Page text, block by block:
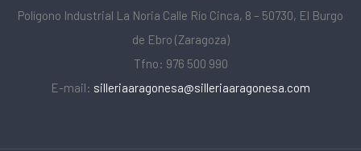
Polígono Industrial La Noria Calle Río Cinca, 8 – 50730, El Burgo
de Ebro (Zaragoza)
Tfno: 976 500 990
E-mail: silleriaaragonesa@silleriaaragonesa.com